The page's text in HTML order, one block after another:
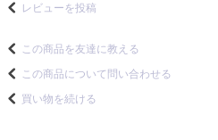
レビューを投稿
この商品を友達に教える
この商品について問い合わせる
買い物を続ける